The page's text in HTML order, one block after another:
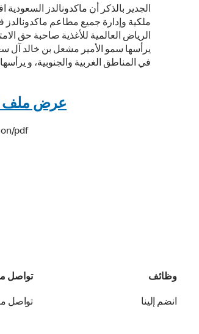
ملكية وإدارة جميع مطاعم
الرياض العالمية للأغذية صاحبة حق
يرأسها سمو الأمير مشعل بن خالد آل
في المناطق الغربية والجنوبية، و
عرض ملف PDF القابل للطباعة
pdf
وظائف
انضم إلينا
تواصل
تواصل